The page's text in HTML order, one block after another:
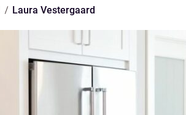
Laura Vestergaard